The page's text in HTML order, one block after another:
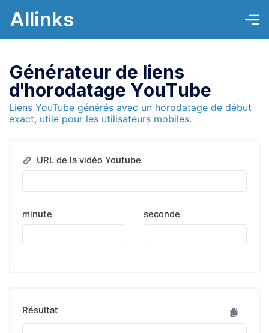
Allinks
Générateur de liens
d'horodatage YouTube
Liens YouTube générés avec un horodatage de début
exact, utile pour les utilisateurs mobiles.
URL de la vidéo Youtube
minute seconde
Résultat